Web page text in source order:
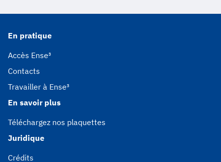
En pratique
Accès Ense³
Contacts
Travailler à Ense³
En savoir plus
Téléchargez nos plaquettes
Juridique
Crédits